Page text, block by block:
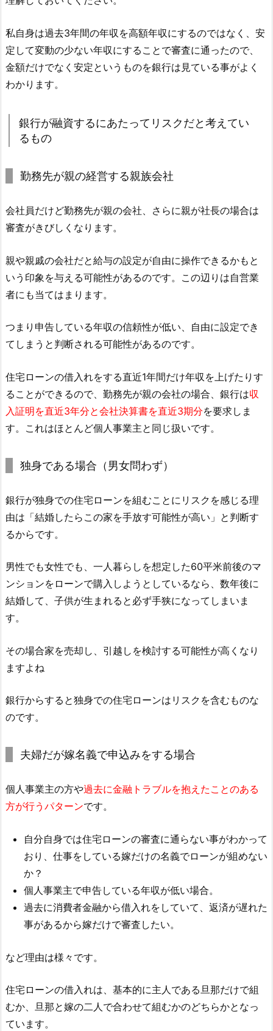
私自身は過去3年間の年収を高額年収にするのではなく、安
定して変動の少ない年収にすることで審査に通ったので、
金額だけでなく安定というものを銀行は見ている事がよく
わかります。
銀行が融資するにあたってリスクだと考えてい
るもの
勤務先が親の経営する親族会社
会社員だけど勤務先が親の会社、さらに親が社長の場合は
審査がきびしくなります。
親や親戚の会社だと給与の設定が自由に操作できるかもと
いう印象を与える可能性があるのです。この辺りは自営業
者にも当てはまります。
つまり申告している年収の信頼性が低い、自由に設定でき
てしまうと判断される可能性があるのです。
住宅ローンの借入れをする直近1年間だけ年収を上げたりす
ることができるので、勤務先が親の会社の場合、銀行は収
入証明を直近3年分と会社決算書を直近3期分を要求しま
す。これはほとんど個人事業主と同じ扱いです。
独身である場合（男女問わず）
銀行が独身での住宅ローンを組むことにリスクを感じる理
由は「結婚したらこの家を手放す可能性が高い」と判断す
るからです。
男性でも女性でも、一人暮らしを想定した60平米前後のマ
ンションをローンで購入しようとしているなら、数年後に
結婚して、子供が生まれると必ず手狭になってしまいま
す。
その場合家を売却し、引越しを検討する可能性が高くなり
ますよね
銀行からすると独身での住宅ローンはリスクを含むものな
のです。
夫婦だが嫁名義で申込みをする場合
個人事業主の方や過去に金融トラブルを抱えたことのある
方が行うパターンです。
自分自身では住宅ローンの審査に通らない事がわかって
おり、仕事をしている嫁だけの名義でローンが組めない
か？
個人事業主で申告している年収が低い場合。
過去に消費者金融から借入れをしていて、返済が遅れた
事があるから嫁だけで審査したい。
など理由は様々です。
住宅ローンの借入れは、基本的に主人である旦那だけで組
むか、旦那と嫁の二人で合わせて組むかのどちらかとなっ
ています。